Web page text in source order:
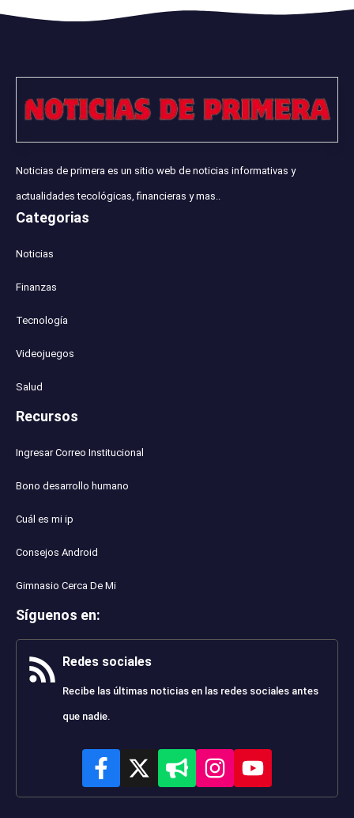
Noticias de primera es un sitio web de noticias informativas y
actualidades tecológicas, financieras y mas..
Categorias
Noticias
Finanzas
Tecnología
Videojuegos
Salud
Recursos
Ingresar Correo Institucional
Bono desarrollo humano
Cuál es mi ip
Consejos Android
Gimnasio Cerca De Mi
Síguenos en:
Redes sociales
Recibe las últimas noticias en las redes sociales antes
que nadie.